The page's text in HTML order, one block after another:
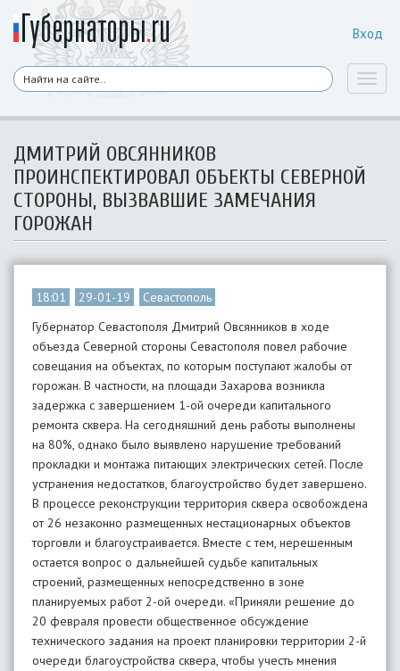
Вход
ДМИТРИЙ ОВСЯННИКОВ
ПРОИНСПЕКТИРОВАЛ ОБЪЕКТЫ СЕВЕРНОЙ
СТОРОНЫ, ВЫЗВАВШИЕ ЗАМЕЧАНИЯ
ГОРОЖАН
18:01 29-01-19
Севастополь
Губернатор Севастополя Дмитрий Овсянников в ходе
объезда Северной стороны Севастополя повел рабочие
совещания на объектах, по которым поступают жалобы от
горожан. В частности, на площади Захарова возникла
задержка с завершением 1-ой очереди капитального
ремонта сквера. На сегодняшний день работы выполнены
на 80%, однако было выявлено нарушение требований
прокладки и монтажа питающих электрических сетей. После
устранения недостатков, благоустройство будет завершено.
В процессе реконструкции территория сквера освобождена
от 26 незаконно размещенных нестационарных объектов
торговли и благоустраивается. Вместе с тем, нерешенным
остается вопрос о дальнейшей судьбе капитальных
строений, размещенных непосредственно в зоне
планируемых работ 2-ой очереди. «Приняли решение до
20 февраля провести общественное обсуждение
технического задания на проект планировки территории 2-й
очереди благоустройства сквера, чтобы учесть мнения